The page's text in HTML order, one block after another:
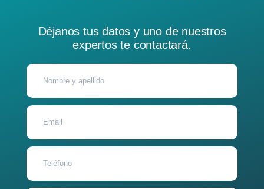
Déjanos tus datos y uno de nuestros
expertos te contactará.